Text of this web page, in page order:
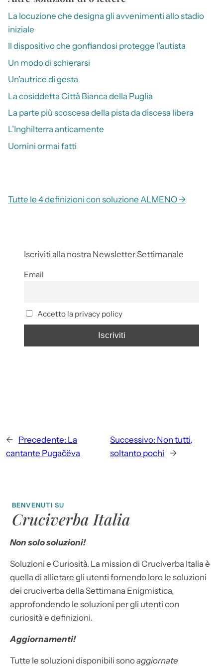
La locuzione che designa gli avvenimenti allo stadio
iniziale
Il dispositivo che gonfiandosi protegge l’autista
Un modo di schierarsi
Un’autrice di gesta
La cosiddetta Città Bianca della Puglia
La parte più scoscesa della pista da discesa libera
L’Inghilterra anticamente
Uomini ormai fatti
Tutte le 4 definizioni con soluzione ALMENO →
Iscriviti alla nostra Newsletter Settimanale
Email
Accetto la privacy policy
← Precedente: La
cantante Pugačëva
Successivo: Non tutti,
soltanto pochi
→
BENVENUTI SU
Cruciverba Italia
Non solo soluzioni!
Soluzioni e Curiosità. La mission di Cruciverba Italia è
quella di allietare gli utenti fornendo loro le soluzioni
dei cruciverba della Settimana Enigmistica,
approfondendo le soluzioni per gli utenti con
curiosità e definizioni.
Aggiornamenti!
Tutte le soluzioni disponibili sonoaggiornate